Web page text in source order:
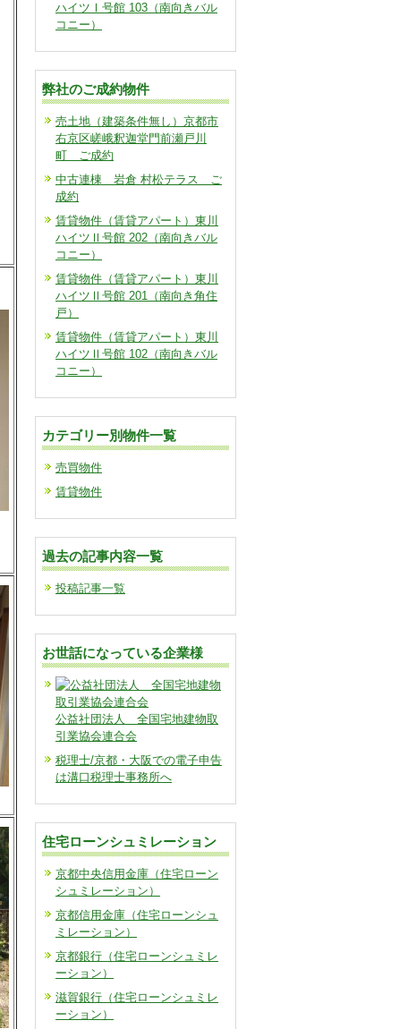
ハイツⅠ号館 103（南向きバル
コニー）
弊社のご成約物件
売土地（建築条件無し）京都市
右京区嵯峨釈迦堂門前瀬戸川
町 ご成約
中古連棟 岩倉 村松テラス ご
成約
賃貸物件（賃貸アパート）東川
ハイツⅡ号館 202（南向きバル
コニー）
賃貸物件（賃貸アパート）東川
ハイツⅡ号館 201（南向き角住
戸）
賃貸物件（賃貸アパート）東川
ハイツⅡ号館 102（南向きバル
コニー）
カテゴリー別物件一覧
売買物件
賃貸物件
過去の記事内容一覧
投稿記事一覧
お世話になっている企業様
公益社団法人 全国宅地建物取
引業協会連合会
税理士/京都・大阪での電子申告
は溝口税理士事務所へ
住宅ローンシュミレーション
京都中央信用金庫（住宅ローン
シュミレーション）
京都信用金庫（住宅ローンシュ
ミレーション）
京都銀行（住宅ローンシュミレ
ーション）
滋賀銀行（住宅ローンシュミレ
ーション）